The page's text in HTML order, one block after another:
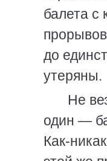
балета с
до
утеряны.
Не
один —
Как-